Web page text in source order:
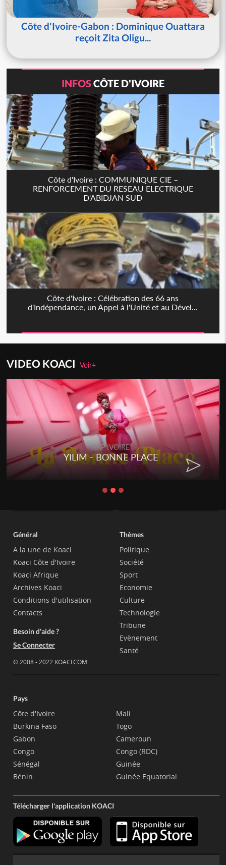
Côte d'Ivoire-Gabon : Dominique Ouattara
reçoit Zita Oligu...
INFOSCÔTE D'IVOIRE
Côte d'Ivoire : COMMUNIQUE CIE –
RENFORCEMENT DU RESEAU ELECTRIQUE
D'ABIDJAN SUD
Côte d'Ivoire : Célébration des 66 ans
d'Indépendance, un Appel à l'Unité et au Dével...
VIDEO KOACIVoir+
RAP IVOIRE
YILIM - BONNE PLACE
Général
A la une de Koaci
Koaci Côte d'Ivoire
Koaci Afrique
Archives Koaci
Conditions d'utilisation
Contacts
Besoin d'aide ?
Se Connecter
© 2008 - 2022 KOACI.COM
Thèmes
Politique
Société
Sport
Economie
Culture
Technologie
Tribune
Evènement
Santé
Pays
Côte d'Ivoire
Burkina Faso
Gabon
Congo
Sénégal
Bénin
Mali
Togo
Cameroun
Congo (RDC)
Guinée
Guinée Equatorial
Télécharger l'application KOACI